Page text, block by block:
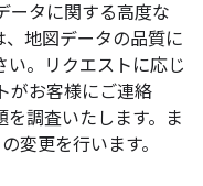
ータに関する高度な
地図データの品質に
い。リクエストに応じ
がお客様にご連絡
調査いたします。ま
変更を行います。